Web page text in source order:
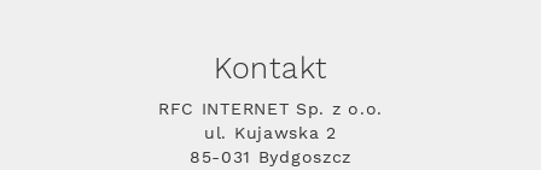
Kontakt
RFC INTERNET Sp. z o.o.
ul. Kujawska 2
85-031 Bydgoszcz